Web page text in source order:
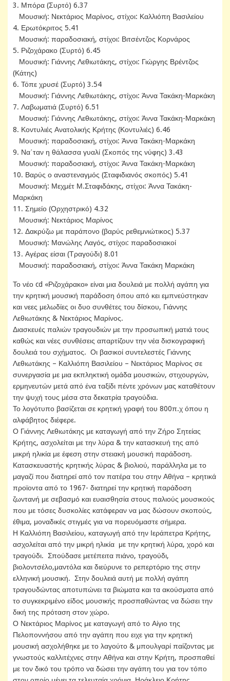
3. Μπόρα (Συρτό) 6.37
Μουσική: Νεκτάριος Μαρίνος, στίχοι: Καλλιόπη Βασιλείου
4. Ερωτόκριτος 5.41
Μουσική: παραδοσιακή, στίχοι: Βιτσέντζος Κορνάρος
5. Ριζοχάρακο (Συρτό) 6.45
Μουσική: Γιάννης Λεθιωτάκης, στίχοι: Γιώργης Βρέντζος
(Κάτης)
6. Τόπε χρυσέ (Συρτό) 3.54
Μουσική: Γιάννης Λεθιωτάκης, στίχοι: Άννα Τακάκη-Μαρκάκη
7. Λαβωματιά (Συρτό) 6.51
Μουσική: Γιάννης Λεθιωτάκης, στίχοι: Άννα Τακάκη-Μαρκάκη
8. Κοντυλιές Ανατολικής Κρήτης (Κοντυλιές) 6.46
Μουσική: παραδοσιακή, στίχοι: Άννα Τακάκη-Μαρκάκη
9. Να΄ταν η θάλασσα γυαλί (Σκοπός της νύφης) 3.43
Μουσική: παραδοσιακή, στίχοι: Άννα Τακάκη-Μαρκάκη
10. Βαρύς ο αναστεναγμός (Σταφιδιανός σκοπός) 5.41
Μουσική: Μεχμέτ Μ.Σταφιδάκης, στίχοι: Άννα Τακάκη-
Μαρκάκη
11. Σημείο (Ορχηστρικό) 4.32
Μουσική: Νεκτάριος Μαρίνος
12. Δακρύζω με παράπονο (βαρύς ρεθεμνιώτικος) 5.37
Μουσική: Μανώλης Λαγός, στίχοι: παραδοσιακοί
13. Αγέρας είσαι (Τραγούδι) 8.01
Μουσική: παραδοσιακή, στίχοι: Άννα Τακάκη Μαρκάκη
Το νέο cd «Ριζοχάρακο» είναι μια δουλειά με πολλή αγάπη για
την κρητική μουσική παράδοση όπου από κει εμπνεύστηκαν
και νεες μελωδίες οι δυο συνθέτες του δίσκου, Γιάννης
Λεθιωτάκης & Νεκτάριος Μαρίνος.
Διασκευές παλιών τραγουδιών με την προσωπική ματιά τους
καθώς και νέες συνθέσεις απαρτίζουν την νέα δισκογραφική
δουλειά του σχήματος. Οι βασικοί συντελεστές Γιάννης
Λεθιωτάκης – Καλλιόπη Βασιλείου – Νεκτάριος Μαρίνος σε
συνεργασία με μια εκπληκτική ομάδα μουσικών, στιχουργών,
ερμηνευτών μετά από ένα ταξίδι πέντε χρόνων μας καταθέτουν
την ψυχή τους μέσα στα δεκατρία τραγούδια.
Το λογότυπο βασίζεται σε κρητική γραφή του 800π.χ όπου η
αλφάβητος διέφερε.
Ο Γιάννης Λεθιωτάκης με καταγωγή από την Ζήρο Σητείας
Κρήτης, ασχολείται με την λύρα & την κατασκευή της από
μικρή ηλικία με έφεση στην στειακή μουσική παράδοση.
Κατασκευαστής κρητικής λύρας & βιολιού, παράλληλα με το
μαγαζί που διατηρεί από τον πατέρα του στην Αθήνα – κρητικά
προϊοντα από το 1967- διατηρεί την κρητική παράδοση
ζωντανή με σεβασμό και ευαισθησία στους παλιούς μουσικούς
που με τόσες δυσκολίες κατάφεραν να μας δώσουν σκοπούς,
έθιμα, μοναδικές στιγμές για να πορευόμαστε σήμερα.
Η Καλλιόπη Βασιλείου, καταγωγή από την Ιεράπετρα Κρήτης,
ασχολείται από την μικρή ηλικία με την κρητική λύρα, χορό και
τραγούδι. Σπούδασε μετέπειτα πιάνο, τραγούδι,
βιολοντσέλο,μαντόλα και διεύρυνε το ρεπερτόριο της στην
ελληνική μουσική. Στην δουλειά αυτή με πολλή αγάπη
τραγουδώντας αποτυπώνει τα βιώματα και τα ακούσματα από
το συγκεκριμένο είδος μουσικής προσπαθώντας να δώσει την
δική της πρόταση στον χώρο.
Ο Νεκτάριος Μαρίνος με καταγωγή από το Αίγιο της
Πελοποννήσου από την αγάπη που ειχε για την κρητική
μουσική ασχολήθηκε με το λαγούτο & μπουλγαρί παίζοντας με
γνωστούς καλλιτέχνες στην Αθήνα και στην Κρήτη, προσπαθεί
με τον δικό του τρόπο να δώσει την αγάπη του για τον τόπο